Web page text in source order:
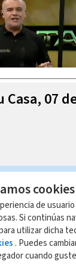
Casa, 07
cookies
de
Si continúas
utilizar dicha
. Puedes
cuando